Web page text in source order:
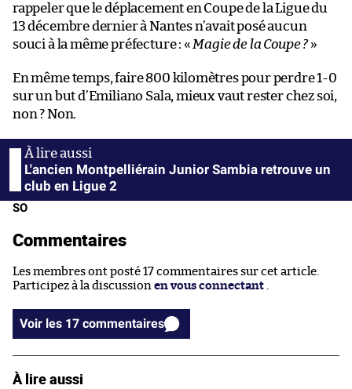
rappeler que le déplacement en Coupe de la Ligue du
13 décembre dernier à Nantes n’avait posé aucun
souci à la même préfecture : « Magie de la Coupe ?»
En même temps, faire 800 kilomètres pour perdre 1-0
sur un but d’Emiliano Sala, mieux vaut rester chez soi,
non ? Non.
L'ancien Montpelliérain Junior Sambia retrouve un
club en Ligue 2
SO
Commentaires
Les membres ont posté 17 commentaires sur cet article.
Participez à la discussion en vous connectant
Voir les 17 commentaires
À lire aussi